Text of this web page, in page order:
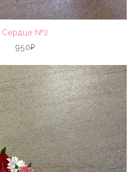
Сердце №2
950₽